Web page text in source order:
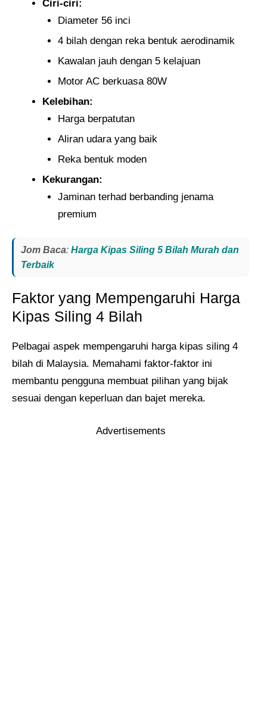
Ciri-ciri:
Diameter 56 inci
4 bilah dengan reka bentuk aerodinamik​
Kawalan jauh dengan 5 kelajuan
Motor AC berkuasa 80W
Kelebihan:
Harga berpatutan​
Aliran udara yang baik​
Reka bentuk moden​
Kekurangan:
Jaminan terhad berbanding jenama
premium
Jom Baca: Harga Kipas Siling 5 Bilah Murah dan
Terbaik
Faktor yang Mempengaruhi Harga
Kipas Siling 4 Bilah
Pelbagai aspek mempengaruhi harga kipas siling 4
bilah di Malaysia. Memahami faktor-faktor ini
membantu pengguna membuat pilihan yang bijak
sesuai dengan keperluan dan bajet mereka.​
Advertisements